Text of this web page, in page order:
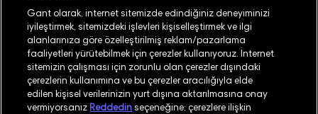
Türkiye Mağaza Bul
©2026GANT
Gant olarak, internet sitemizde edindiğiniz deneyiminizi
iyileştirmek, sitemizdeki işlevleri kişiselleştirmek ve ilgi
alanlarınıza göre özelleştirilmiş reklam/pazarlama
faaliyetleri yürütebilmek için çerezler kullanıyoruz. İnternet
sitemizin çalışması için zorunlu olan çerezler dışındaki
çerezlerin kullanımına ve bu çerezler aracılığıyla elde
edilen kişisel verilerinizin yurt dışına aktarılmasına onay
vermiyorsanız Reddedin seçeneğine; çerezlere ilişkin